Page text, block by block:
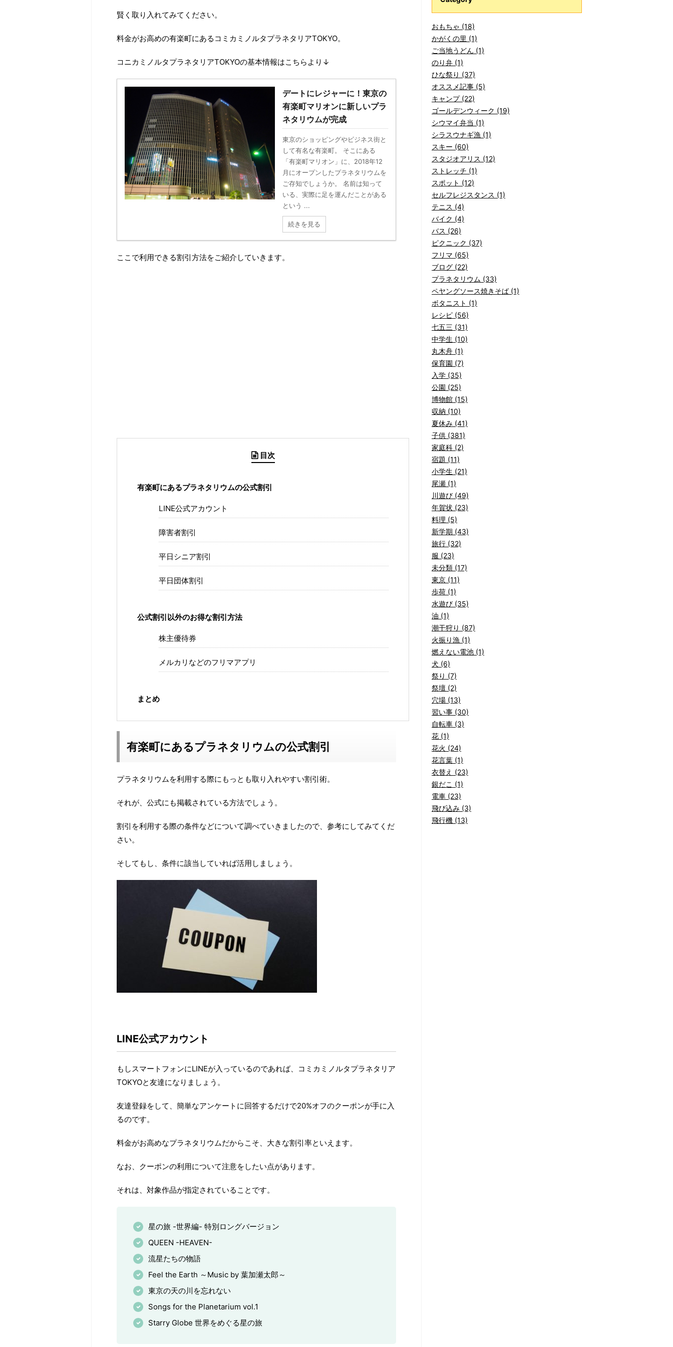
賢く取り入れてみてください。
料金がお高めの有楽町にあるコミカミノルタプラネタリアTOKYO。
コニカミノルタプラネタリアTOKYOの基本情報はこちらより↓
デートにレジャーに！東京の
有楽町マリオンに新しいプラ
ネタリウムが完成
東京のショッピングやビジネス街と
して有名な有楽町。 そこにある
「有楽町マリオン」に、2018年12
月にオープンしたプラネタリウムを
ご存知でしょうか。 名前は知って
いる、実際に足を運んだことがある
という ...
続きを見る
ここで利用できる割引方法をご紹介していきます。
目次
有楽町にあるプラネタリウムの公式割引
LINE公式アカウント
障害者割引
平日シニア割引
平日団体割引
公式割引以外のお得な割引方法
株主優待券
メルカリなどのフリマアプリ
まとめ
有楽町にあるプラネタリウムの公式割引
プラネタリウムを利用する際にもっとも取り入れやすい割引術。
それが、公式にも掲載されている方法でしょう。
割引を利用する際の条件などについて調べていきましたので、参考にしてみてくだ
さい。
そしてもし、条件に該当していれば活用しましょう。
LINE公式アカウント
もしスマートフォンにLINEが入っているのであれば、コミカミノルタプラネタリア
TOKYOと友達になりましょう。
友達登録をして、簡単なアンケートに回答するだけで20%オフのクーポンが手に入
るのです。
料金がお高めなプラネタリウムだからこそ、大きな割引率といえます。
なお、クーポンの利用について注意をしたい点があります。
それは、対象作品が指定されていることです。
星の旅 -世界編- 特別ロングバージョン
QUEEN -HEAVEN-
流星たちの物語
Feel the Earth ～Music by 葉加瀬太郎～
東京の天の川を忘れない
Songs for the Planetarium vol.1
Starry Globe 世界をめぐる星の旅
おもちゃ (18)
かがくの里 (1)
ご当地うどん (1)
のり弁 (1)
ひな祭り (37)
オススメ記事 (5)
キャンプ (22)
ゴールデンウィーク (19)
シウマイ弁当 (1)
シラスウナギ漁 (1)
スキー (60)
スタジオアリス (12)
ストレッチ (1)
スポット (12)
セルフレジスタンス (1)
テニス (4)
バイク (4)
バス (26)
ピクニック (37)
フリマ (65)
ブログ (22)
プラネタリウム (33)
ペヤングソース焼きそば (1)
ボタニスト (1)
レシピ (56)
七五三 (31)
中学生 (10)
丸木舟 (1)
保育園 (7)
入学 (35)
公園 (25)
博物館 (15)
収納 (10)
夏休み (41)
子供 (381)
家庭科 (2)
宿題 (11)
小学生 (21)
尾瀬 (1)
川遊び (49)
年賀状 (23)
料理 (5)
新学期 (43)
旅行 (32)
服 (23)
未分類 (17)
東京 (11)
歩荷 (1)
水遊び (35)
油 (1)
潮干狩り (87)
火振り漁 (1)
燃えない電池 (1)
犬 (6)
祭り (7)
祭壇 (2)
穴場 (13)
習い事 (30)
自転車 (3)
花 (1)
花火 (24)
花言葉 (1)
衣替え (23)
銀だこ (1)
電車 (23)
飛び込み (3)
飛行機 (13)